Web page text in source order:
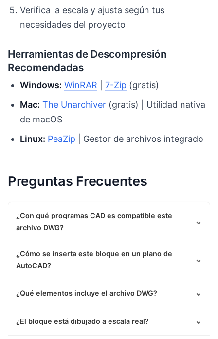
Verifica la escala y ajusta según tus
necesidades del proyecto
Herramientas de Descompresión
Recomendadas
Windows: WinRAR |7-Zip (gratis)
Mac: The Unarchiver (gratis) | Utilidad nativa
de macOS
Linux: PeaZip | Gestor de archivos integrado
Preguntas Frecuentes
¿Con qué programas CAD es compatible este
archivo DWG?
⌄
¿Cómo se inserta este bloque en un plano de
AutoCAD?
⌄
¿Qué elementos incluye el archivo DWG? ⌄
¿El bloque está dibujado a escala real? ⌄